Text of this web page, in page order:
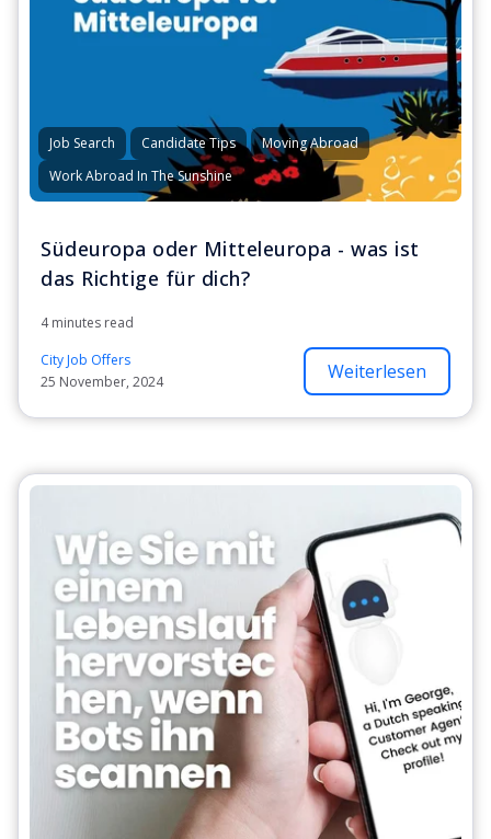
Job Search Candidate Tips
Moving Abroad
Work Abroad In The Sunshine
Südeuropa oder Mitteleuropa - was ist
das Richtige für dich?
4 minutes read
City Job Offers
25 November, 2024
Weiterlesen